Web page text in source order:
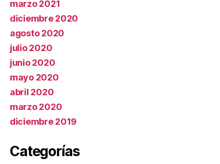
marzo 2021
diciembre 2020
agosto 2020
julio 2020
junio 2020
mayo 2020
abril 2020
marzo 2020
diciembre 2019
Categorías